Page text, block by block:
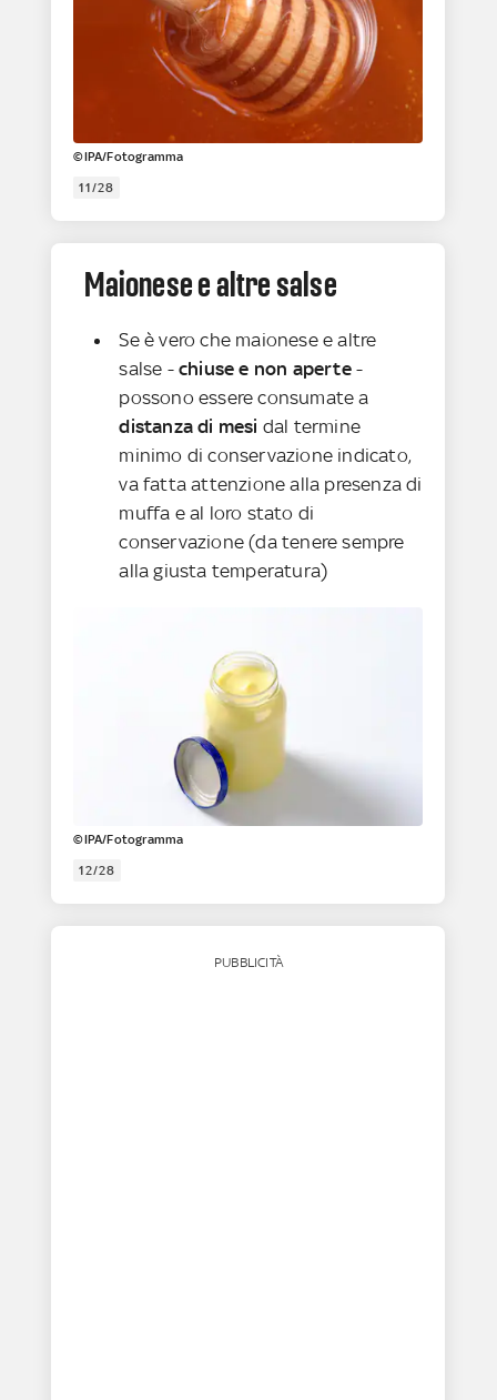
©IPA/Fotogramma
11/28
Maionese e altre salse
Se è vero che maionese e altre
salse -chiuse e non aperte-
possono essere consumate a
distanza di mesi dal termine
minimo di conservazione indicato,
va fatta attenzione alla presenza di
muffa e al loro stato di
conservazione (da tenere sempre
alla giusta temperatura)
©IPA/Fotogramma
12/28
PUBBLICITÀ